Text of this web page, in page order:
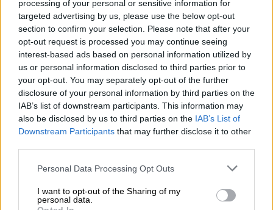
processing of your personal or sensitive information for
targeted advertising by us, please use the below opt-out
section to confirm your selection. Please note that after your
opt-out request is processed you may continue seeing
interest-based ads based on personal information utilized by
us or personal information disclosed to third parties prior to
your opt-out. You may separately opt-out of the further
disclosure of your personal information by third parties on the
IAB’s list of downstream participants. This information may
also be disclosed by us to third parties on the IAB’s List of
Downstream Participants that may further disclose it to other
Please note that this website/app uses one or more Google
not limited to your visit or usage behaviour. You may click to
grant or deny consent to Google and its third-party tags to
Personal Data Processing Opt Outs
I want to opt-out of the Sharing of my
personal data.
από τη Χερέθ στη νότια Ισπανία, από όπου
απογειώθηκε στις15:56 ώρα Ελλάδαςχωρίς
καθορισμένο προορισμό, σύμφωνα με τον
ιστότοπο FlightRadar24.
Γύρισε δύο φορές, στοΠαρίσι και την
Κολωνία,προτού κατευθυνθεί ίσια πάνω από
τη Βαλτική, περνώντας κοντά από το
σουηδικό νησί Γκότλαντ. Στις 20:37
καταγράφηκε από τον ιστότοπο να χάνει
γρήγορα ταχύτητα και ύψος.
«Μάθαμε ότι το αεροπλάνο συνετρίβη (στον
ωκεανό) βόρεια-δυτικά της πόλης